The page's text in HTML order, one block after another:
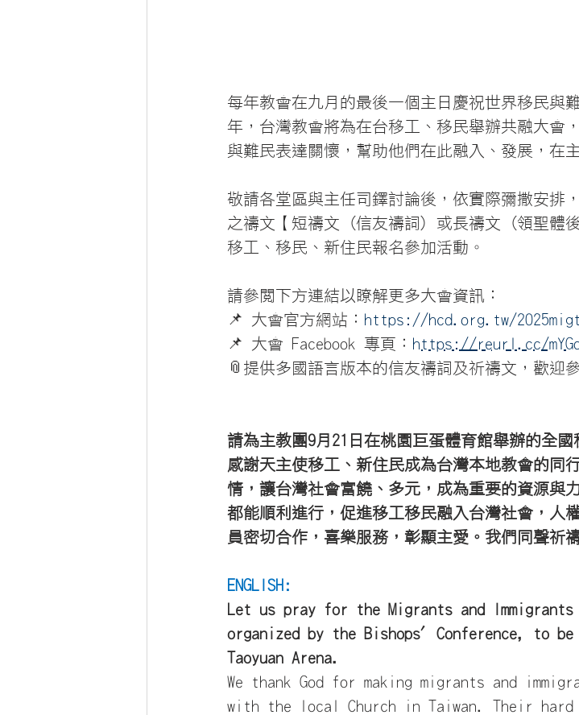
每年教會在九月的最後一個主日慶祝世界移民與
年，台灣教會將為在台移工、移民舉辦共融大會
與難民表達關懷，幫助他們在此融入、發展，在
敬請各堂區與主任司鐸討論後，依實際彌撒安排
之禱文【短禱文 (信友禱詞) 或長禱文 (領聖體
移工、移民、新住民報名參加活動。
請參閱下方連結以瞭解更多大會資訊：
📌 大會官方網站： https://hcd.org.tw/
📌 大會 Facebook 專頁： https://reurl.cc/
📎提供多國語言版本的信友禱詞及祈禱文，歡迎
請為主教團9月21日在桃園巨蛋體育館舉辦的全國
感謝天主使移工、新住民成為台灣本地教會的同
情，讓台灣社會富饒、多元，成為重要的資源與
都能順利進行，促進移工移民融入台灣社會，人
員密切合作，喜樂服務，彰顯主愛。我們同聲祈
ENGLISH:
Let us pray for the Migrants and
organized by the Bishops' Conference, to
Taoyuan Arena.
We thank God for making migrants and
with the local Church in Taiwan. Their